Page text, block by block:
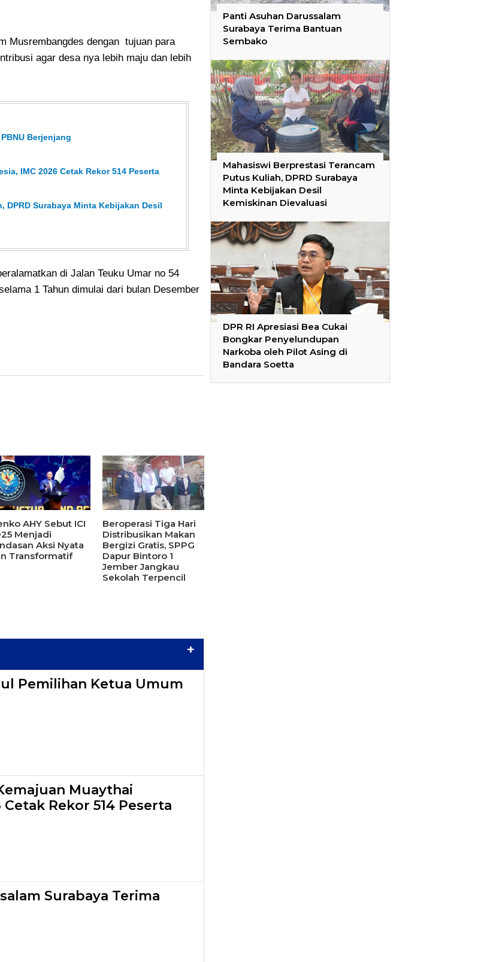
Musrembangdes dengan tujuan para
agar desa nya lebih maju dan lebih
Berjenjang
IMC 2026 Cetak Rekor 514 Peserta
DPRD Surabaya Minta Kebijakan Desil
di Jalan Teuku Umar no 54
1 Tahun dimulai dari bulan Desember
AHY Sebut ICI
Menjadi
Aksi Nyata
Transformatif
Beroperasi Tiga Hari
Distribusikan Makan
Bergizi Gratis, SPPG
Dapur Bintoro 1
Jember Jangkau
Sekolah Terpencil
+
Pemilihan Ketua Umum
Muaythai
Rekor 514 Peserta
Surabaya Terima
Panti Asuhan Darussalam
Surabaya Terima Bantuan
Sembako
Mahasiswi Berprestasi Terancam
Putus Kuliah, DPRD Surabaya
Minta Kebijakan Desil
Kemiskinan Dievaluasi
DPR RI Apresiasi Bea Cukai
Bongkar Penyelundupan
Narkoba oleh Pilot Asing di
Bandara Soetta